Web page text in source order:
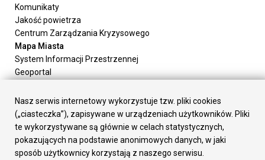
Komunikaty
Jakość powietrza
Centrum Zarządzania Kryzysowego
Mapa Miasta
System Informacji Przestrzennej
Geoportal
Załatw sprawę
Prezydent Miasta
Rada Miasta
Wydziały
Elektroniczna Skrzynka Podawcza
Nasz serwis internetowy wykorzystuje tzw. pliki cookies
(„ciasteczka”), zapisywane w urządzeniach użytkowników. Pliki
te wykorzystywane są głównie w celach statystycznych,
pokazujących na podstawie anonimowych danych, w jaki
sposób użytkownicy korzystają z naszego serwisu.